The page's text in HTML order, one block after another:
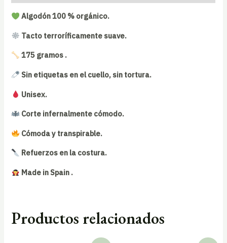
Algodón 100 % orgánico.
Tacto terroríficamente suave.
175 gramos .
Sin etiquetas en el cuello, sin tortura.
Unisex.
Corte infernalmente cómodo.
Cómoda y transpirable.
Refuerzos en la costura.
Made in Spain .
Productos relacionados